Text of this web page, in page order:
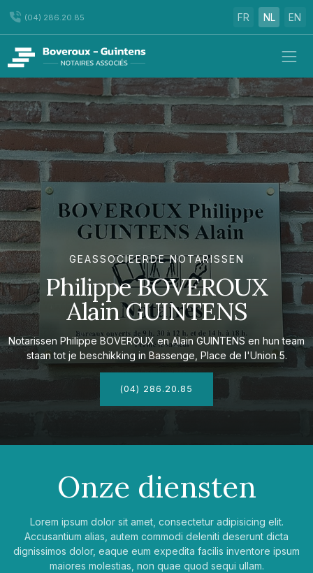
(04) 286.20.85 FR NL EN
GEASSOCIEERDE NOTARISSEN
Philippe BOVEROUX
Alain GUINTENS
Notarissen Philippe BOVEROUX en Alain GUINTENS en hun team
staan tot je beschikking in Bassenge, Place de l'Union 5.
(04) 286.20.85
Onze diensten
Lorem ipsum dolor sit amet, consectetur adipisicing elit.
Accusantium alias, autem commodi deleniti deserunt dicta
dignissimos dolor, eaque eum expedita facilis inventore ipsum
maiores molestias, non quae quod sequi ullam.